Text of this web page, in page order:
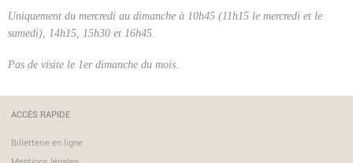
Uniquement du mercredi au dimanche à 10h45 (11h15 le mercredi et le
samedi), 14h15, 15h30 et 16h45.
Pas de visite le 1er dimanche du mois.
ACCÈS RAPIDE
Billetterie en ligne